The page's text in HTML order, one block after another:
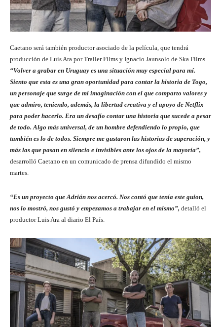
Caetano será también productor asociado de la película, que tendrá
producción de Luis Ara por Trailer Films y Ignacio Jaunsolo de Ska Films.
“Volver a grabar en Uruguay es una situación muy especial para mí.
Siento que esta es una gran oportunidad para contar la historia de Togo,
un personaje que surge de mi imaginación con el que comparto valores y
que admiro, teniendo, además, la libertad creativa y el apoyo de Netflix
para poder hacerlo. Era un desafío contar una historia que sucede a pesar
de todo. Algo más universal, de un hombre defendiendo lo propio, que
también es lo de todos. Siempre me gustaron las historias de superación, y
más las que pasan en silencio e invisibles ante los ojos de la mayoría”,
desarrolló Caetano en un comunicado de prensa difundido el mismo
martes.
“Es un proyecto que Adrián nos acercó. Nos contó que tenía este guion,
nos lo mostró, nos gustó y empezamos a trabajar en el mismo”, detalló el
productor Luis Ara al diario El País.